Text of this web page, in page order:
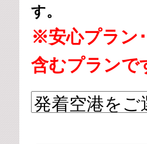
す。
※安心プラン
含むプランで